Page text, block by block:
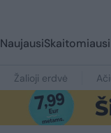
NaujausiSkaitomiausi
Žalioji erdvė